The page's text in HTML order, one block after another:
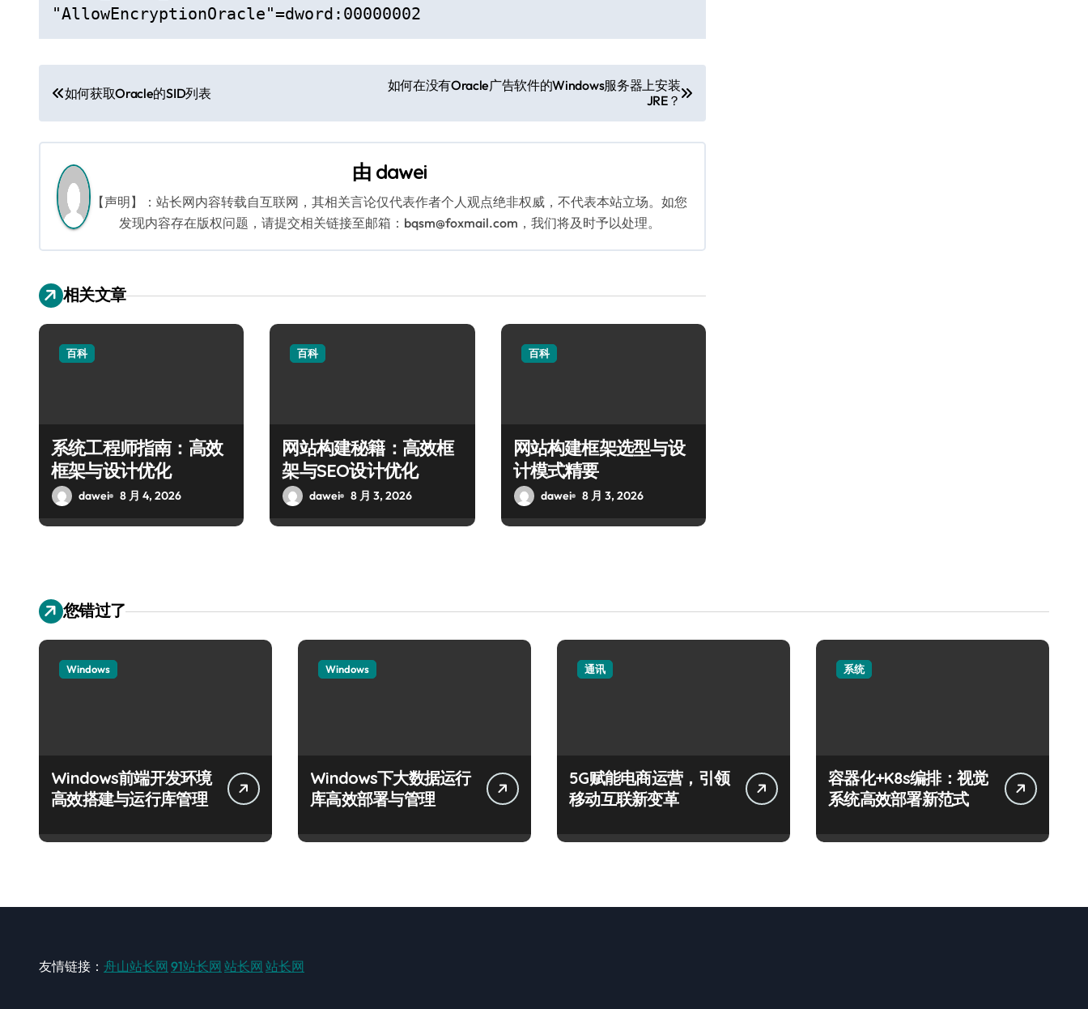
"AllowEncryptionOracle"=dword:00000002
文
章
导
航
如何获取Oracle的SID列表
如何在没有Oracle广告软件的Windows服务器上安装
JRE？
由 dawei
【声明】：站长网内容转载自互联网，其相关言论仅代表作者个人观点绝非权威，不代表本站立场。如您
发现内容存在版权问题，请提交相关链接至邮箱：bqsm@foxmail.com，我们将及时予以处理。
相关文章
百科
系统工程师指南：高效
框架与设计优化
dawei 8 月 4, 2026
百科
网站构建秘籍：高效框
架与SEO设计优化
dawei 8 月 3, 2026
百科
网站构建框架选型与设
计模式精要
dawei 8 月 3, 2026
您错过了
Windows
Windows前端开发环境
高效搭建与运行库管理
Windows
Windows下大数据运行
库高效部署与管理
通讯
5G赋能电商运营，引领
移动互联新变革
系统
容器化+K8s编排：视觉
系统高效部署新范式
友情链接： 舟山站长网 91站长网 站长网 站长网